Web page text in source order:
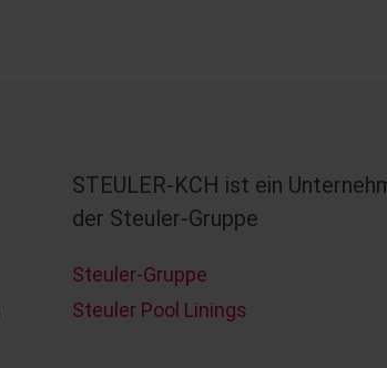
STEULER-KCH ist ein
der Steuler-Gruppe
Steuler-Gruppe
Steuler Pool Linings